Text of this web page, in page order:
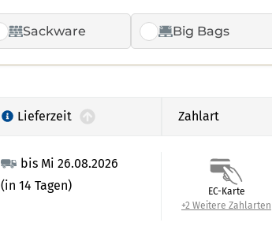
Sackware Big Bags
Lieferzeit Zahlart
bis Mi 26.08.2026
(in 14 Tagen)
EC-Karte
+2 Weitere Zahlarten